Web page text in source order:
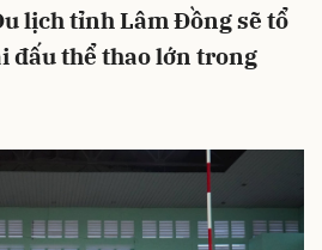
lịch tỉnh Lâm Đồng sẽ tổ
đấu thể thao lớn trong